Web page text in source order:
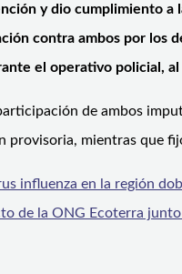
y dio cumplimiento
contra ambos por
el operativo policial,
de ambos
mientras que
influenza en la región
de la ONG Ecoterra junto